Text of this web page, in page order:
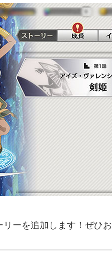
ーを追加します！ぜひお